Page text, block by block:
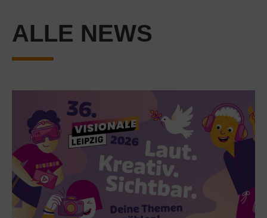
ALLE NEWS